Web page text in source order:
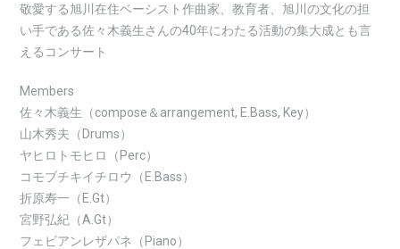
敬愛する旭川在住ベーシスト作曲家、教育者、旭川の文化の担
い手である佐々木義生さんの40年にわたる活動の集大成とも言
えるコンサート
Members
佐々木義生（compose＆arrangement, E.Bass, Key）
山木秀夫（Drums）
ヤヒロトモヒロ（Perc）
コモブチキイチロウ（E.Bass）
折原寿一（E.Gt）
宮野弘紀（A.Gt）
フェビアンレザパネ（Piano）